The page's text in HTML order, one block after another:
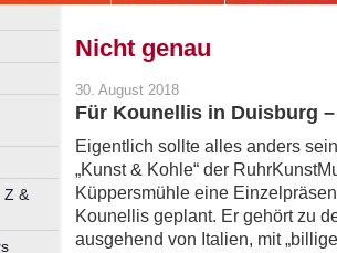
Zeit
Z &
Nicht genau
30. August 2018
Für Kounellis in Duisburg
Eigentlich sollte alles anders
„Kunst & Kohle“ der
Küppersmühle eine
Kounellis geplant. Er gehört zu
ausgehend von Italien, mit